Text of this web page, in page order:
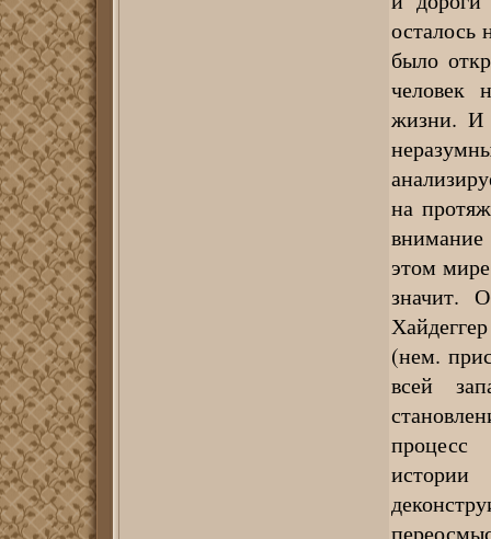
осталось
было
человек
жизни. И
на
этом
значит.
(нем.
всей
процесс